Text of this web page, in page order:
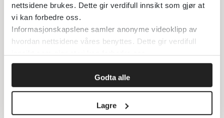
nettsidene brukes. Dette gir verdifull innsikt som gjør at
vi kan forbedre oss.
Informasjonskapslene samler anonyme videoklipp av
hvordan nettsidene våres benyttes. Dette gir verdifull
innsikt som gjør at vi kan forbedre oss.
Godta alle
Lagre
Hvis en TcB har medført en kontroll
med TSB, og TSB er mindre enn 20
μmol/L fra grensen for lysbehandling,
bør man kontrollere med ny TcB etter
rundt 1 døgn.